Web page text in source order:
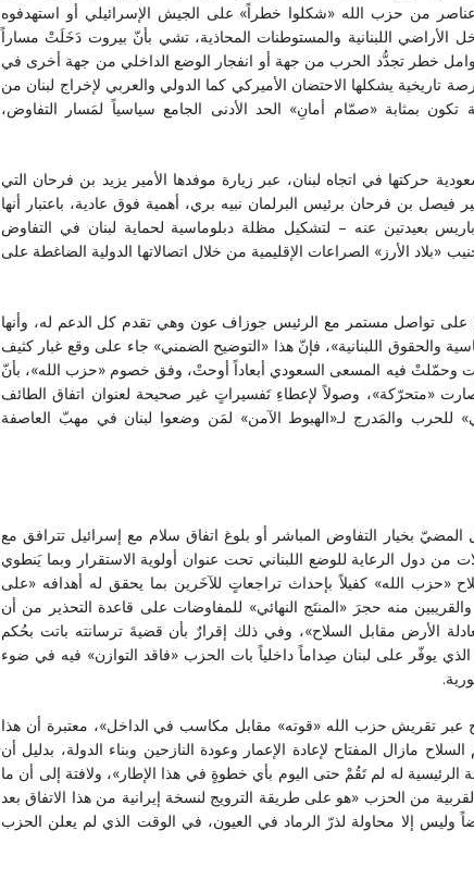
من حزب الله «شكلوا خطراً» على الجيش الإسرائيلي أو استهدفوه
اللبنانية والمستوطنات المحاذية، تشي بأنّ بيروت دَخَلَتْ مساراً
خطر تجدُّد الحرب من جهة أو انفجار الوضع الداخلي من جهة أخرى في
تاريخية يشكلها الاحتضان الأميركي كما الدولي والعربي لإخراج لبنان من
تكون بمثابة «صمّام أمانِ» الحد الأدنى الجامع سياسياً لمَسار التفاوض،
حركتها في اتجاه لبنان، عبر زيارة موفدها الأمير يزيد بن فرحان التي
الأمير فيصل بن فرحان برئيس البرلمان نبيه بري، أهمية فوق عادية، باعتبار أنها
بعيدتين عنه – لتشكيل مظلة دبلوماسية لحماية لبنان في التفاوض
الأرز» الصراعات الإقليمية من خلال اتصالاتها الدولية الضاغطة على
تواصل مستمر مع الرئيس جوزاف عون وهي تقدم كل الدعم له، وأنها
والحقوق اللبنانية»، فإنّ هذا «التوضيح الضمني» جاء على وقع غبار كثيف
وحمّلتْ فيه المسعى السعودي أبعاداً أوحتْ، وفق خصوم «حزب الله»، بأنّ
صارت «متحرّكة»، وصولاً لإعطاءِ تَفسيراتٍ غير صحيحة لعنوان اتفاق الطائف
للحرب والمَدرج لـ«الهبوط الآمن» لمَن وضعوا لبنان في مهبّ العاصفة
بخيار التفاوض المباشر أو بلوغ اتفاق سلام مع إسرائيل تترافق مع
دول الرعاية للوضع اللبناني تحت عنوان أولوية الاستقرار وبما يَنطوي
2008 حين كان وهج سلاح «حزب الله» كفيلاً بإحداث تراجعاتٍ للآخَرين بما يحقق له أهدافه «على
منه حجرَ «المنتَج النهائي» للمفاوضات على قاعدة التحذير من أن
الأرض مقابل السلاح»، وفي ذلك إقرارٌ بأن قضيةَ ترسانته باتت بحُكم
يوفّر على لبنان صِداماً داخلياً بات الحزب «فاقد التوازن» فيه في ضوء
تقريش حزب الله «قوته» مقابل مكاسب في الداخل»، معتبرة أن هذا
مازال المفتاح لإعادة الإعمار وعودة النازحين وبناء الدولة، بدليل أن
الرئيسية له لم تَقُمْ حتى اليوم بأي خطوةٍ في هذا الإطار»، ولافتة إلى أن ما
من الحزب «هو على طريقة الترويج لنسخة إيرانية من هذا الاتفاق بعد
إلا محاولة لذرّ الرماد في العيون، في الوقت الذي لم يعلن الحزب